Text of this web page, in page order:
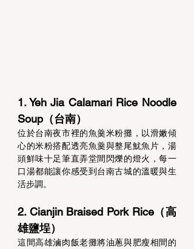
1. Yeh Jia Calamari Rice Noodle
Soup（台南）
位於台南夜市裡的魚羹米粉攤，以滑嫩傾
心的米粉搭配透亮魚羹與整尾魷魚片，湯
頭鮮味十足筆直弄堂間閃爍的燈火，每一
口湯都能讓你感受到台南古城的溫暖與生
活步調。
2. Cianjin Braised Pork Rice（高
雄鹽埕）
這間高雄滷肉飯老攤將油蔥與肥瘦相間的